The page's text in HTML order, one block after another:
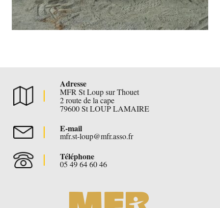
Adresse
MFR St Loup sur Thouet
2 route de la cape
79600 St LOUP LAMAIRE
E-mail
mfr.st-loup@mfr.asso.fr
Téléphone
05 49 64 60 46